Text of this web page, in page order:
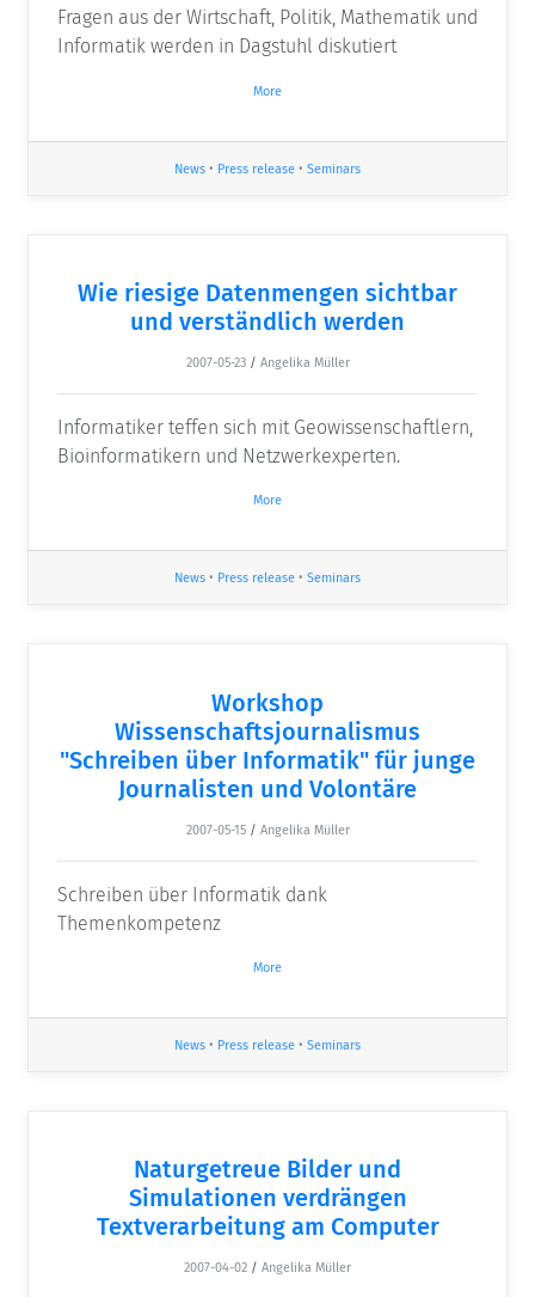
Fragen aus der Wirtschaft, Politik, Mathematik und
Informatik werden in Dagstuhl diskutiert
More
News • Press release • Seminars
Wie riesige Datenmengen sichtbar
und verständlich werden
2007-05-23 / Angelika Müller
Informatiker teffen sich mit Geowissenschaftlern,
Bioinformatikern und Netzwerkexperten.
More
News • Press release • Seminars
Workshop
Wissenschaftsjournalismus
"Schreiben über Informatik" für junge
Journalisten und Volontäre
2007-05-15 / Angelika Müller
Schreiben über Informatik dank
Themenkompetenz
More
News • Press release • Seminars
Naturgetreue Bilder und
Simulationen verdrängen
Textverarbeitung am Computer
2007-04-02 / Angelika Müller